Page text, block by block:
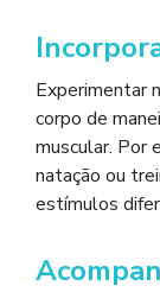
Experimentar
corpo de
muscular. Por
natação ou
estímulos